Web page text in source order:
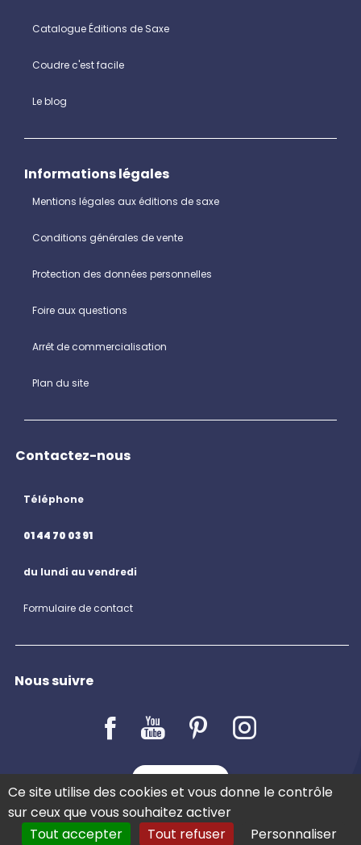
Catalogue Éditions de Saxe
Coudre c'est facile
Le blog
Informations légales
Mentions légales aux éditions de saxe
Conditions générales de vente
Protection des données personnelles
Foire aux questions
Arrêt de commercialisation
Plan du site
Contactez-nous
Téléphone
01 44 70 03 91
du lundi au vendredi
Formulaire de contact
Nous suivre
LE BLOG
Ce site utilise des cookies et vous donne le contrôle
sur ceux que vous souhaitez activer
Tout accepter
Tout refuser Personnaliser